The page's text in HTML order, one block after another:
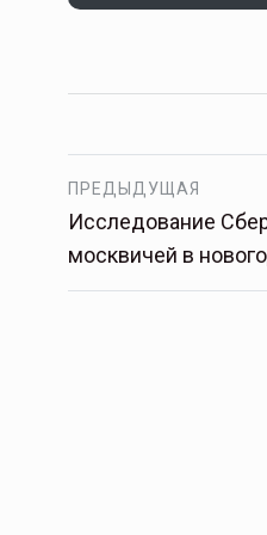
ПРЕДЫДУЩАЯ
Исследование
москвичей в
ССТ,